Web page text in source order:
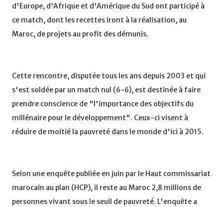
d'Europe, d'Afrique et d'Amérique du Sud ont participé à
ce match, dont les recettes iront à la réalisation, au
Maroc, de projets au profit des démunis.
Cette rencontre, disputée tous les ans depuis 2003 et qui
s'est soldée par un match nul (6-6), est destinée à faire
prendre conscience de "l'importance des objectifs du
millénaire pour le développement". Ceux-ci visent à
réduire de moitié la pauvreté dans le monde d'ici à 2015.
Selon une enquête publiée en juin par le Haut commissariat
marocain au plan (HCP), il reste au Maroc 2,8 millions de
personnes vivant sous le seuil de pauvreté. L'enquête a